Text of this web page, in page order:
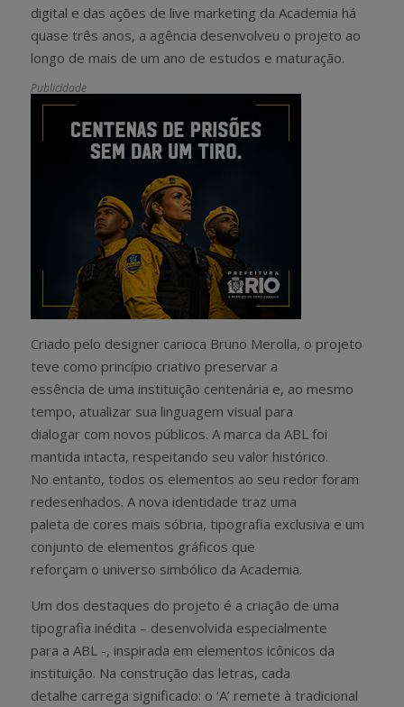
digital e das ações de live marketing da Academia há
quase três anos, a agência desenvolveu o projeto ao
longo de mais de um ano de estudos e maturação.
Publicidade
Criado pelo designer carioca Bruno Merolla, o projeto
teve como princípio criativo preservar a
essência de uma instituição centenária e, ao mesmo
tempo, atualizar sua linguagem visual para
dialogar com novos públicos. A marca da ABL foi
mantida intacta, respeitando seu valor histórico.
No entanto, todos os elementos ao seu redor foram
redesenhados. A nova identidade traz uma
paleta de cores mais sóbria, tipografia exclusiva e um
conjunto de elementos gráficos que
reforçam o universo simbólico da Academia.
Um dos destaques do projeto é a criação de uma
tipografia inédita – desenvolvida especialmente
para a ABL -, inspirada em elementos icônicos da
instituição. Na construção das letras, cada
detalhe carrega significado: o ‘A’ remete à tradicional